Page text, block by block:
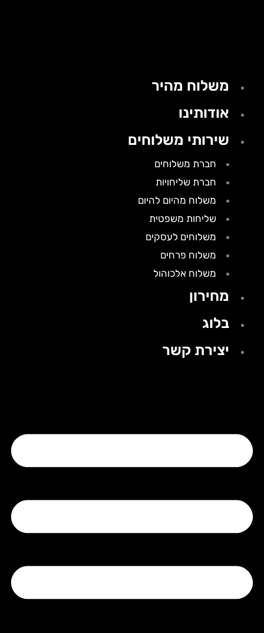
משלוח מהיר
אודותינו
שירותי משלוחים
חברת משלוחים
חברת שליחויות
משלוח מהיום להיום
שליחות משפטית
משלוחים לעסקים
משלוח פרחים
משלוח אלכוהול
מחירון
בלוג
יצירת קשר